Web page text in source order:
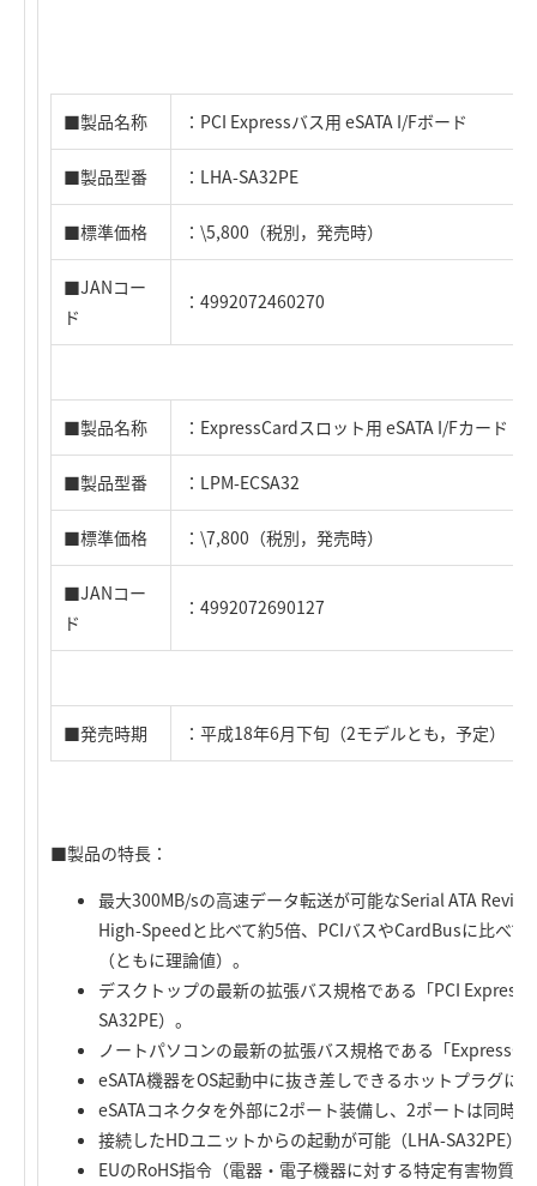
■製品名称 ：PCI Expressバス用 eSATA I/Fボード
■製品型番 ：LHA-SA32PE
■標準価格 ：\5,800（税別，発売時）
■JANコー
ド
：4992072460270
■製品名称 ：ExpressCardスロット用 eSATA I/Fカード
■製品型番 ：LPM-ECSA32
■標準価格 ：\7,800（税別，発売時）
■JANコー
ド
：4992072690127
■発売時期 ：平成18年6月下旬（2モデルとも，予定）
■製品の特長：
最大300MB/sの高速データ転送が可能なSerial ATA
High-Speedと比べて約5倍、PCIバスやCardBusに比べて
（ともに理論値）。
デスクトップの最新の拡張バス規格である「PCI Express
SA32PE）。
ノートパソコンの最新の拡張バス規格である「
eSATA機器をOS起動中に抜き差しできるホットプラグに
eSATAコネクタを外部に2ポート装備し、2ポートは同時
接続したHDユニットからの起動が可能（LHA-SA32PE）
EUのRoHS指令（電器・電子機器に対する特定有害物質